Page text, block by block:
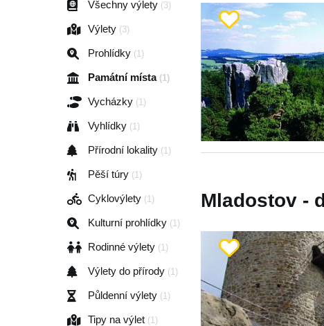
Všechny výlety (3)
Výlety (3)
Prohlídky (1)
Památní místa (1)
Vycházky (1)
Vyhlídky (1)
Přírodní lokality (1)
Pěší túry (1)
Cyklovýlety (1)
Kulturní prohlídky (1)
Rodinné výlety (1)
Výlety do přírody (1)
Půldenní výlety (1)
Tipy na výlet (1)
Mladostov -